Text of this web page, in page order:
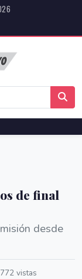
de final
desde
772 vistas